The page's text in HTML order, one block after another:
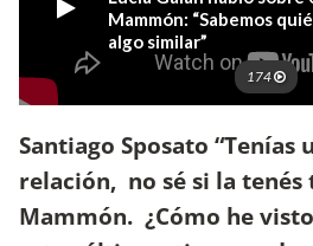
Santiago Sposato “Tenías
relación, no sé si la tenés
Mammón. ¿Cómo he